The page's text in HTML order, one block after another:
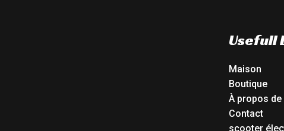
Usefull
Maison
Boutique
À propos de
Contact
scooter